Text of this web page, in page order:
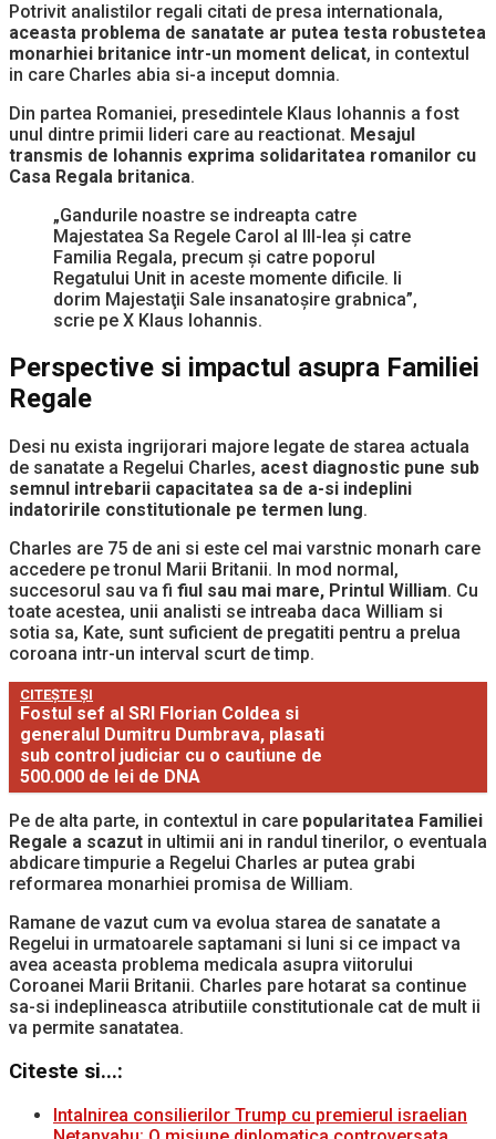
Potrivit analistilor regali citati de presa internationala,
aceasta problema de sanatate ar putea testa robustetea
monarhiei britanice intr-un moment delicat, in contextul
in care Charles abia si-a inceput domnia.
Din partea Romaniei, presedintele Klaus Iohannis a fost
unul dintre primii lideri care au reactionat. Mesajul
transmis de Iohannis exprima solidaritatea romanilor cu
Casa Regala britanica.
„Gandurile noastre se indreapta catre
Majestatea Sa Regele Carol al III-lea şi catre
Familia Regala, precum şi catre poporul
Regatului Unit in aceste momente dificile. Ii
dorim Majestaţii Sale insanatoşire grabnica”,
scrie pe X Klaus Iohannis.
Perspective si impactul asupra Familiei
Regale
Desi nu exista ingrijorari majore legate de starea actuala
de sanatate a Regelui Charles, acest diagnostic pune sub
semnul intrebarii capacitatea sa de a-si indeplini
indatoririle constitutionale pe termen lung.
Charles are 75 de ani si este cel mai varstnic monarh care
accedere pe tronul Marii Britanii. In mod normal,
succesorul sau va fi fiul sau mai mare, Printul William. Cu
toate acestea, unii analisti se intreaba daca William si
sotia sa, Kate, sunt suficient de pregatiti pentru a prelua
coroana intr-un interval scurt de timp.
CITEȘTE ȘI
Fostul sef al SRI Florian Coldea si
generalul Dumitru Dumbrava, plasati
sub control judiciar cu o cautiune de
500.000 de lei de DNA
Pe de alta parte, in contextul in care popularitatea Familiei
Regale a scazut in ultimii ani in randul tinerilor, o eventuala
abdicare timpurie a Regelui Charles ar putea grabi
reformarea monarhiei promisa de William.
Ramane de vazut cum va evolua starea de sanatate a
Regelui in urmatoarele saptamani si luni si ce impact va
avea aceasta problema medicala asupra viitorului
Coroanei Marii Britanii. Charles pare hotarat sa continue
sa-si indeplineasca atributiile constitutionale cat de mult ii
va permite sanatatea.
Citeste si...:
Intalnirea consilierilor Trump cu premierul israelian